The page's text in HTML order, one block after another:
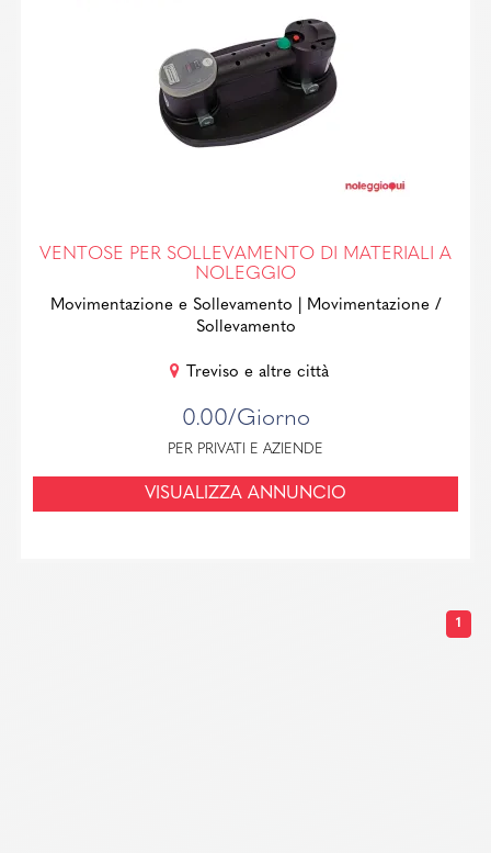
VENTOSE PER SOLLEVAMENTO DI MATERIALI A
NOLEGGIO
Movimentazione e Sollevamento
| Movimentazione /
Sollevamento
Treviso e altre città
0.00/Giorno
PER PRIVATI E AZIENDE
VISUALIZZA ANNUNCIO
1